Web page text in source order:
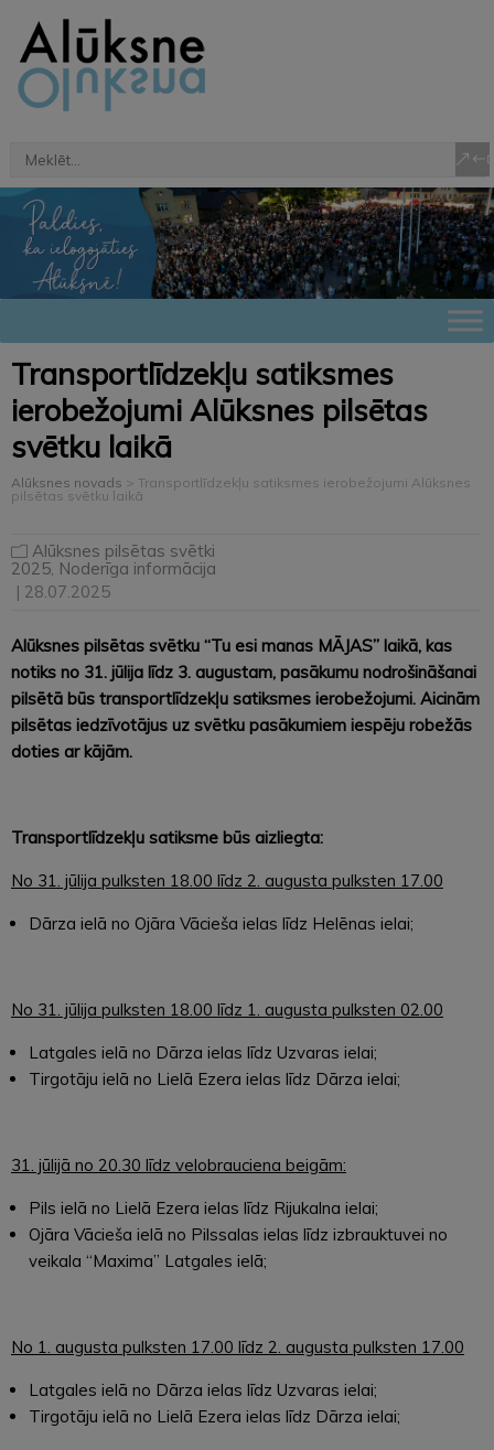
Transportlīdzekļu satiksmes
ierobežojumi Alūksnes pilsētas
svētku laikā
Alūksnes novads > Transportlīdzekļu satiksmes ierobežojumi Alūksnes
pilsētas svētku laikā
Alūksnes pilsētas svētki
2025 Noderīga informācija
| 28.07.2025
Alūksnes pilsētas svētku “Tu esi manas MĀJAS” laikā, kas
notiks no 31. jūlija līdz 3. augustam, pasākumu nodrošināšanai
pilsētā būs transportlīdzekļu satiksmes ierobežojumi. Aicinām
pilsētas iedzīvotājus uz svētku pasākumiem iespēju robežās
doties ar kājām.
Transportlīdzekļu satiksme būs aizliegta:
No 31. jūlija pulksten 18.00 līdz 2. augusta pulksten 17.00
Dārza ielā no Ojāra Vācieša ielas līdz Helēnas ielai;
No 31. jūlija pulksten 18.00 līdz 1. augusta pulksten 02.00
Latgales ielā no Dārza ielas līdz Uzvaras ielai;
Tirgotāju ielā no Lielā Ezera ielas līdz Dārza ielai;
31. jūlijā no 20.30 līdz velobrauciena beigām:
Pils ielā no Lielā Ezera ielas līdz Rijukalna ielai;
Ojāra Vācieša ielā no Pilssalas ielas līdz izbrauktuvei no
veikala “Maxima” Latgales ielā;
No 1. augusta pulksten 17.00 līdz 2. augusta pulksten 17.00
Latgales ielā no Dārza ielas līdz Uzvaras ielai;
Tirgotāju ielā no Lielā Ezera ielas līdz Dārza ielai;